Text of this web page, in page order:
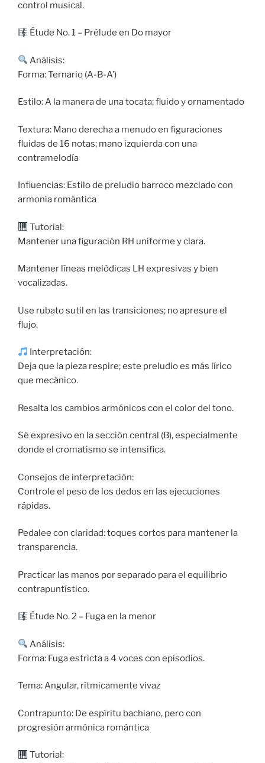
control musical.
Étude No. 1 – Prélude en Do mayor
Análisis:
Forma: Ternario (A-B-A’)
Estilo: A la manera de una tocata; fluido y ornamentado
Textura: Mano derecha a menudo en figuraciones
fluidas de 16 notas; mano izquierda con una
contramelodía
Influencias: Estilo de preludio barroco mezclado con
armonía romántica
Tutorial:
Mantener una figuración RH uniforme y clara.
Mantener líneas melódicas LH expresivas y bien
vocalizadas.
Use rubato sutil en las transiciones; no apresure el
flujo.
Interpretación:
Deja que la pieza respire; este preludio es más lírico
que mecánico.
Resalta los cambios armónicos con el color del tono.
Sé expresivo en la sección central (B), especialmente
donde el cromatismo se intensifica.
Consejos de interpretación:
Controle el peso de los dedos en las ejecuciones
rápidas.
Pedalee con claridad: toques cortos para mantener la
transparencia.
Practicar las manos por separado para el equilibrio
contrapuntístico.
Étude No. 2 – Fuga en la menor
Análisis:
Forma: Fuga estricta a 4 voces con episodios.
Tema: Angular, rítmicamente vivaz
Contrapunto: De espíritu bachiano, pero con
progresión armónica romántica
Tutorial: